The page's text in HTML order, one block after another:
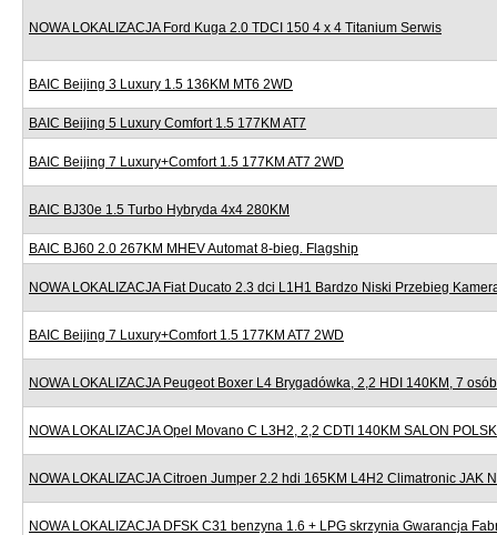
NOWA LOKALIZACJA Ford Kuga 2.0 TDCI 150 4 x 4 Titanium Serwis
BAIC Beijing 3 Luxury 1.5 136KM MT6 2WD
BAIC Beijing 5 Luxury Comfort 1.5 177KM AT7
BAIC Beijing 7 Luxury+Comfort 1.5 177KM AT7 2WD
BAIC BJ30e 1.5 Turbo Hybryda 4x4 280KM
BAIC BJ60 2.0 267KM MHEV Automat 8-bieg. Flagship
NOWA LOKALIZACJA Fiat Ducato 2.3 dci L1H1 Bardzo Niski Przebieg
BAIC Beijing 7 Luxury+Comfort 1.5 177KM AT7 2WD
NOWA LOKALIZACJA Peugeot Boxer L4 Brygadówka, 2,2 HDI 140KM, 7
NOWA LOKALIZACJA Opel Movano C L3H2, 2,2 CDTI 140KM SALON
NOWA LOKALIZACJA Citroen Jumper 2.2 hdi 165KM L4H2 Climatronic JAK
NOWA LOKALIZACJA DFSK C31 benzyna 1.6 + LPG skrzynia Gwarancja